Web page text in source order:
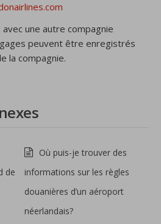
une autre compagnie
peuvent être enregistrés
la compagnie.
de
Où puis-je trouver des
informations sur les règles
douanières d’un aéroport
néerlandais?